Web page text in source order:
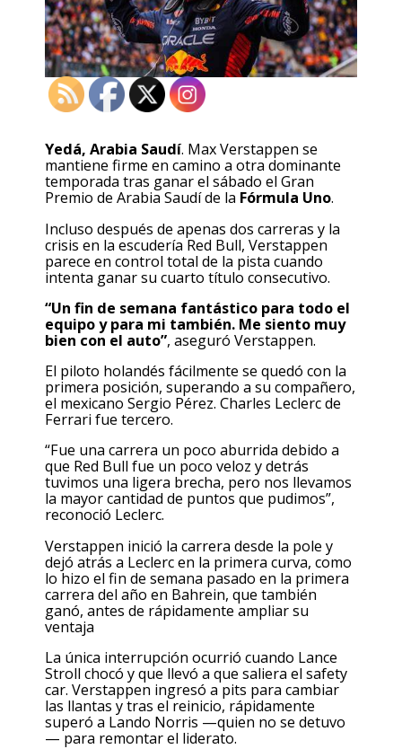
Yedá, Arabia Saudí. Max Verstappen se
mantiene firme en camino a otra dominante
temporada tras ganar el sábado el Gran
Premio de Arabia Saudí de la Fórmula Uno.
Incluso después de apenas dos carreras y la
crisis en la escudería Red Bull, Verstappen
parece en control total de la pista cuando
intenta ganar su cuarto título consecutivo.
“Un fin de semana fantástico para todo el
equipo y para mi también. Me siento muy
bien con el auto”, aseguró Verstappen.
El piloto holandés fácilmente se quedó con la
primera posición, superando a su compañero,
el mexicano Sergio Pérez. Charles Leclerc de
Ferrari fue tercero.
“Fue una carrera un poco aburrida debido a
que Red Bull fue un poco veloz y detrás
tuvimos una ligera brecha, pero nos llevamos
la mayor cantidad de puntos que pudimos”,
reconoció Leclerc.
Verstappen inició la carrera desde la pole y
dejó atrás a Leclerc en la primera curva, como
lo hizo el fin de semana pasado en la primera
carrera del año en Bahrein, que también
ganó, antes de rápidamente ampliar su
ventaja
La única interrupción ocurrió cuando Lance
Stroll chocó y que llevó a que saliera el safety
car. Verstappen ingresó a pits para cambiar
las llantas y tras el reinicio, rápidamente
superó a Lando Norris —quien no se detuvo
— para remontar el liderato.